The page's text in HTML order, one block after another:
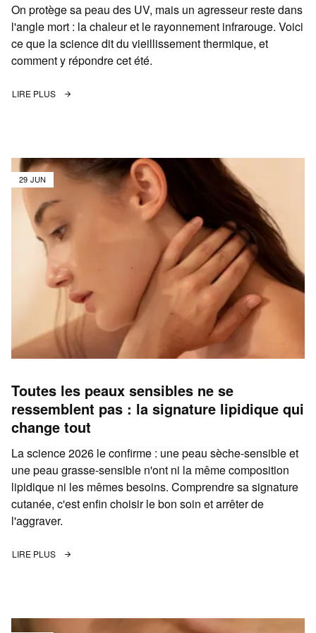
On protège sa peau des UV, mais un agresseur reste dans
l'angle mort : la chaleur et le rayonnement infrarouge. Voici
ce que la science dit du vieillissement thermique, et
comment y répondre cet été.
LIRE PLUS
29 JUN
Toutes les peaux sensibles ne se
ressemblent pas : la signature lipidique qui
change tout
La science 2026 le confirme : une peau sèche-sensible et
une peau grasse-sensible n'ont ni la même composition
lipidique ni les mêmes besoins. Comprendre sa signature
cutanée, c'est enfin choisir le bon soin et arrêter de
l'aggraver.
LIRE PLUS